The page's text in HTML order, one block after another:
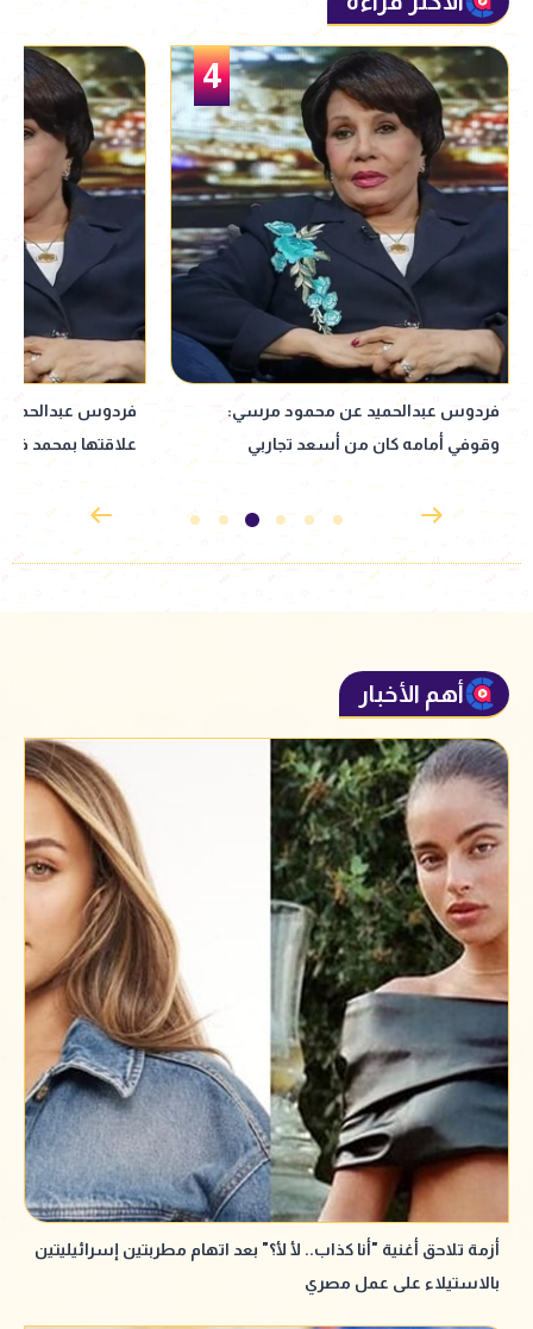
5
فردوس عبدالحميد تكشف سر استمرار
علاقتها بمحمد فاضل: التوافق الفكري أهم
أزمة تلاحق أغنية
مطربتين
أهم الأخبار
أزمة تلاحق أغنية "أنا كذاب.. لأ لأ؟" بعد اتهام مطربتين إسرائيليتين
بالاستيلاء على عمل مصري